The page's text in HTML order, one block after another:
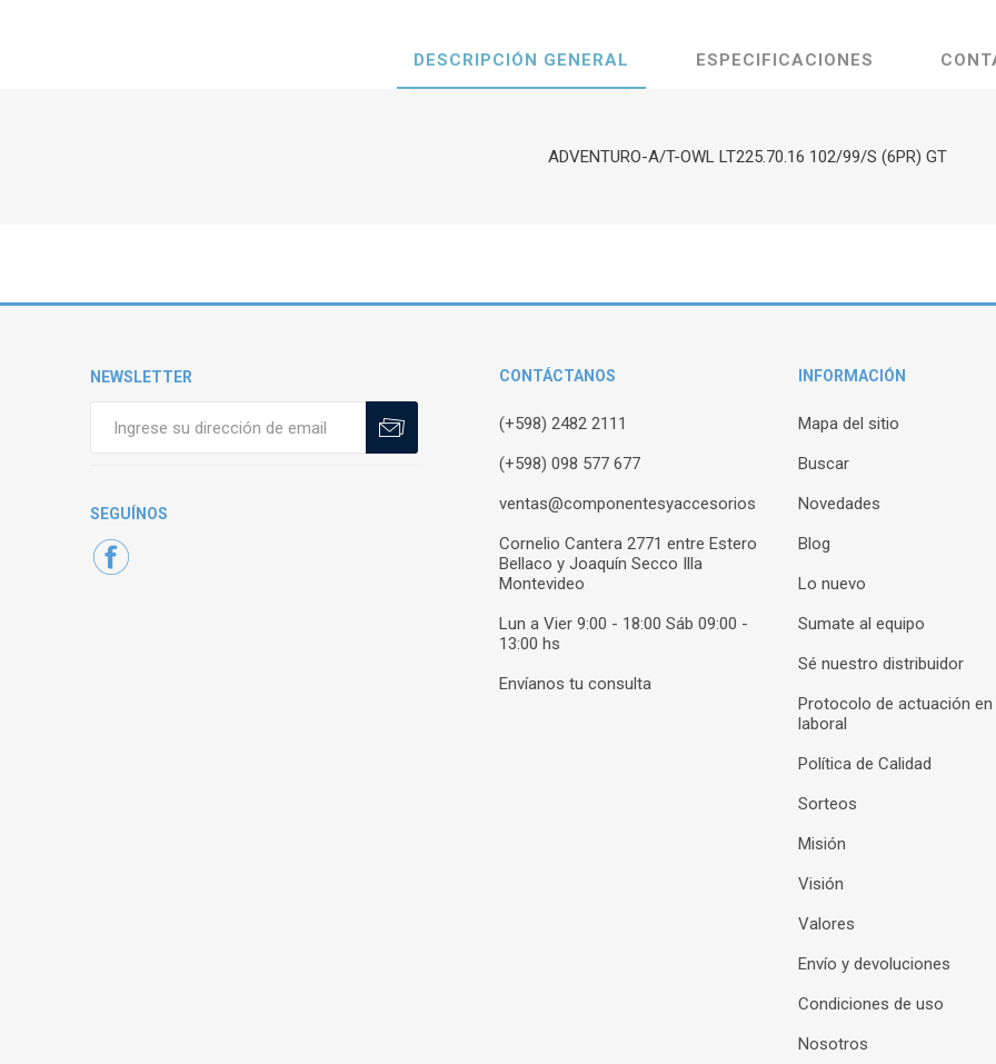
DESCRIPCIÓN GENERAL ESPECIFICACIONES
ADVENTURO-A/T-OWL LT225.70.16 102/99/S (6PR) GT
NEWSLETTER
SEGUÍNOS
CONTÁCTANOS
(+598) 2482 2111
(+598) 098 577 677
ventas@componentesyaccesorios
Cornelio Cantera 2771 entre Estero
Bellaco y Joaquín Secco Illa
Montevideo
Lun a Vier 9:00 - 18:00 Sáb 09:00 -
13:00 hs
Envíanos tu consulta
INFORMACIÓN
Mapa del sitio
Buscar
Novedades
Blog
Lo nuevo
Sumate al equipo
Sé nuestro distribuidor
Protocolo de actuación
laboral
Política de Calidad
Sorteos
Misión
Visión
Valores
Envío y devoluciones
Condiciones de uso
Nosotros